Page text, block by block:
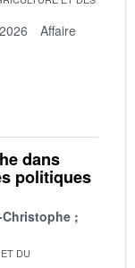
Affaire
dans
politiques
Christophe
DU